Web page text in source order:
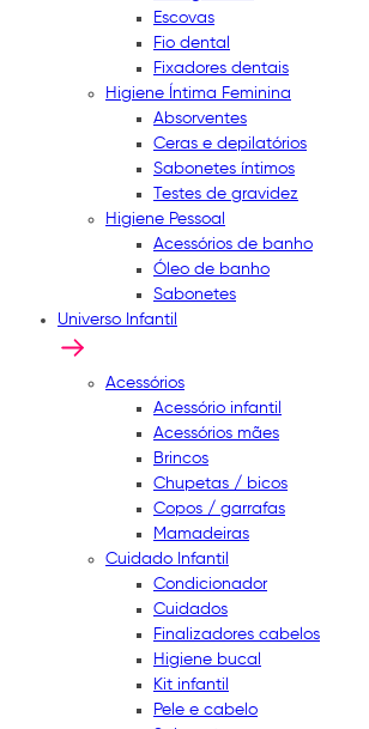
Escovas
Fio dental
Fixadores dentais
Higiene Íntima Feminina
Absorventes
Ceras e depilatórios
Sabonetes íntimos
Testes de gravidez
Higiene Pessoal
Acessórios de banho
Óleo de banho
Sabonetes
Universo Infantil
Acessórios
Acessório infantil
Acessórios mães
Brincos
Chupetas / bicos
Copos / garrafas
Mamadeiras
Cuidado Infantil
Condicionador
Cuidados
Finalizadores cabelos
Higiene bucal
Kit infantil
Pele e cabelo